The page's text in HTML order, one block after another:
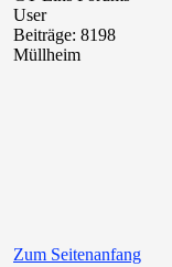
User
Beiträge: 8198
Müllheim
Zum Seitenanfang